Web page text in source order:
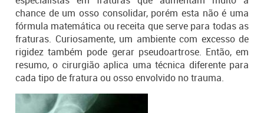
chance de um osso consolidar, porém esta não é uma
fórmula matemática ou receita que serve para todas as
fraturas. Curiosamente, um ambiente com excesso de
rigidez também pode gerar pseudoartrose. Então, em
resumo, o cirurgião aplica uma técnica diferente para
cada tipo de fratura ou osso envolvido no trauma.